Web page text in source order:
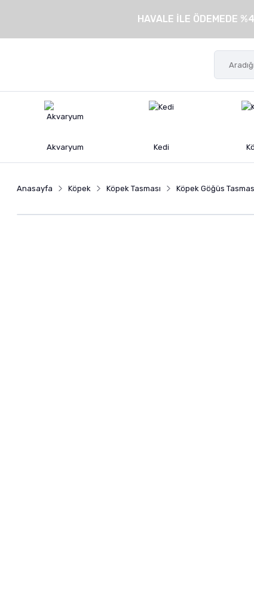
HAVALE İLE ÖDEMEDE
Akvaryum Kedi
Anasayfa Köpek Köpek Tasması Köpek Göğüs